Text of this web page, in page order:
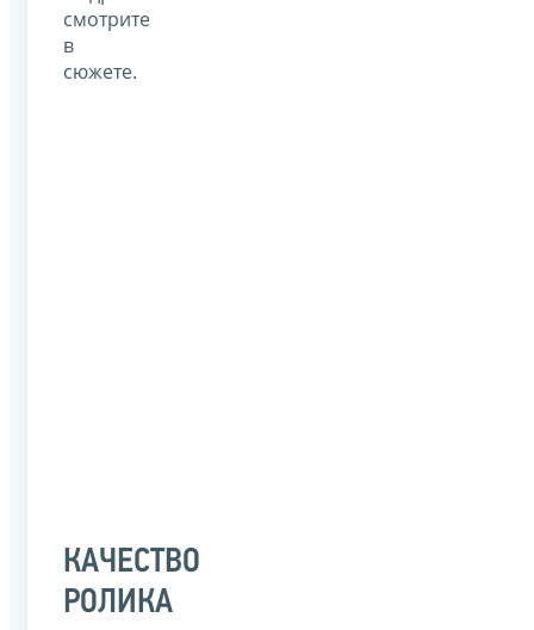
смотрите
в
сюжете.
КАЧЕСТВО
РОЛИКА